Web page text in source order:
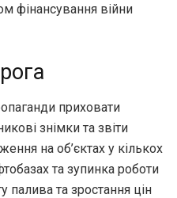
фінансування війни
приховати
знімки та звіти
на об’єктах у кількох
та зупинка роботи
та зростання цін